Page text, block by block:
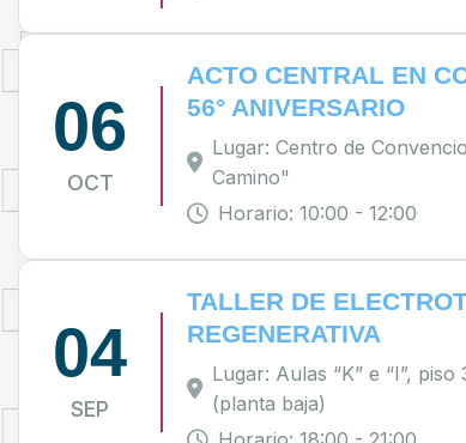
06
OCT
ACTO CENTRAL EN
56° ANIVERSARIO
Lugar: Centro de
Camino"
Horario: 10:00 - 12:00
04
SEP
TALLER DE
REGENERATIVA
Lugar: Aulas “K” e “I”,
(planta baja)